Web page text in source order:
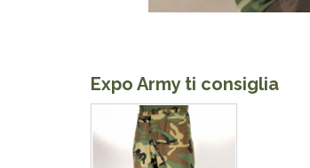
Expo Army ti consiglia